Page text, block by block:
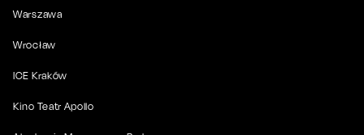
Warszawa
Wrocław
ICE Kraków
Kino Teatr Apollo